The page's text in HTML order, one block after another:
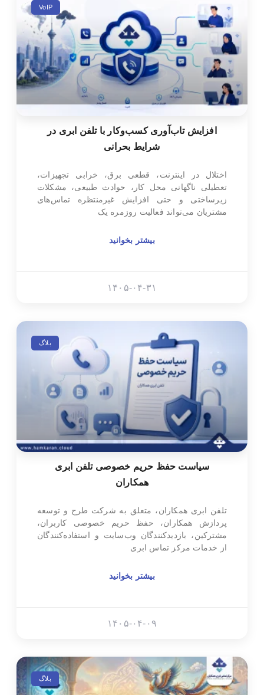
VoIP
افزایش تاب‌آوری کسب‌وکار با تلفن ابری در
شرایط بحرانی
اختلال در اینترنت، قطعی برق، خرابی تجهیزات،
تعطیلی ناگهانی محل کار، حوادث طبیعی، مشکلات
زیرساختی و حتی افزایش غیرمنتظره تماس‌های
مشتریان می‌تواند فعالیت روزمره یک
بیشتر بخوانید
۱۴۰۵-۰۴-۳۱
بلاگ
سیاست حفظ حریم خصوصی تلفن ابری
همکاران
تلفن ابری همکاران، متعلق به شرکت طرح و توسعه
پردازش همکاران، حفظ حریم خصوصی کاربران،
مشترکین، بازدیدکنندگان وب‌سایت و استفاده‌کنندگان
از خدمات مرکز تماس ابری
بیشتر بخوانید
۱۴۰۵-۰۴-۰۹
بلاگ